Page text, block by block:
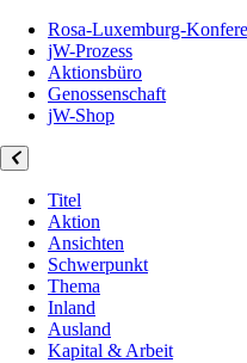
Rosa-Luxemburg-
jW-Prozess
Aktionsbüro
Genossenschaft
jW-Shop
Titel
Aktion
Ansichten
Schwerpunkt
Thema
Inland
Ausland
Kapital & Arbeit